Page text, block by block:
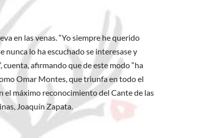
en las venas. “Yo siempre he querido
lo ha escuchado se interesase y
afirmando que de este modo “ha
Omar Montes, que triunfa en todo el
el máximo reconocimiento del Cante de las
Joaquín Zapata.